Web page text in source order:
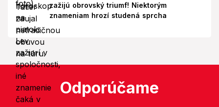
zažijú obrovský triumf! Niektorým
znameniam hrozí studená sprcha
Odporúčame